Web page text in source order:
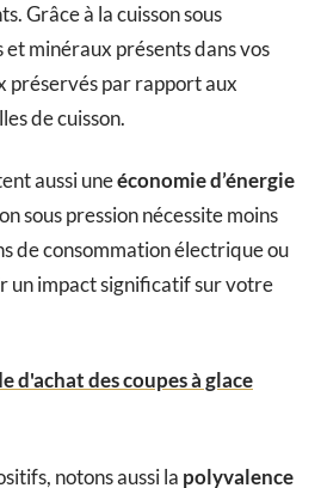
Grâce à la cuisson sous
et minéraux présents dans vos
préservés par rapport aux
de cuisson.
aussi uneéconomie d’énergie
sous pression nécessite moins
de consommation électrique ou
un impact significatif sur votre
d'achat des coupes à glace
notons aussi la polyvalence